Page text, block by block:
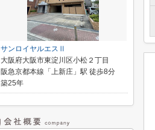
サンロイヤルエスⅡ
大阪府大阪市東淀川区小松２丁目
阪急京都本線「上新庄」駅 徒歩8分
築25年